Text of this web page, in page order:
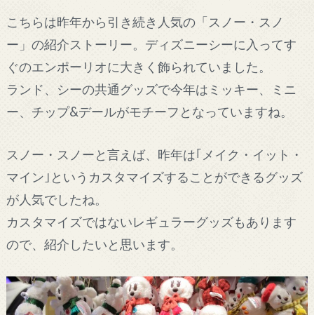
こちらは昨年から引き続き人気の「スノー・スノ
ー」の紹介ストーリー。ディズニーシーに入ってす
ぐのエンポーリオに大きく飾られていました。
ランド、シーの共通グッズで今年はミッキー、ミニ
ー、チップ&デールがモチーフとなっていますね。
スノー・スノーと言えば、昨年は｢メイク・イット・
マイン｣というカスタマイズすることができるグッズ
が人気でしたね。
カスタマイズではないレギュラーグッズもあります
ので、紹介したいと思います。